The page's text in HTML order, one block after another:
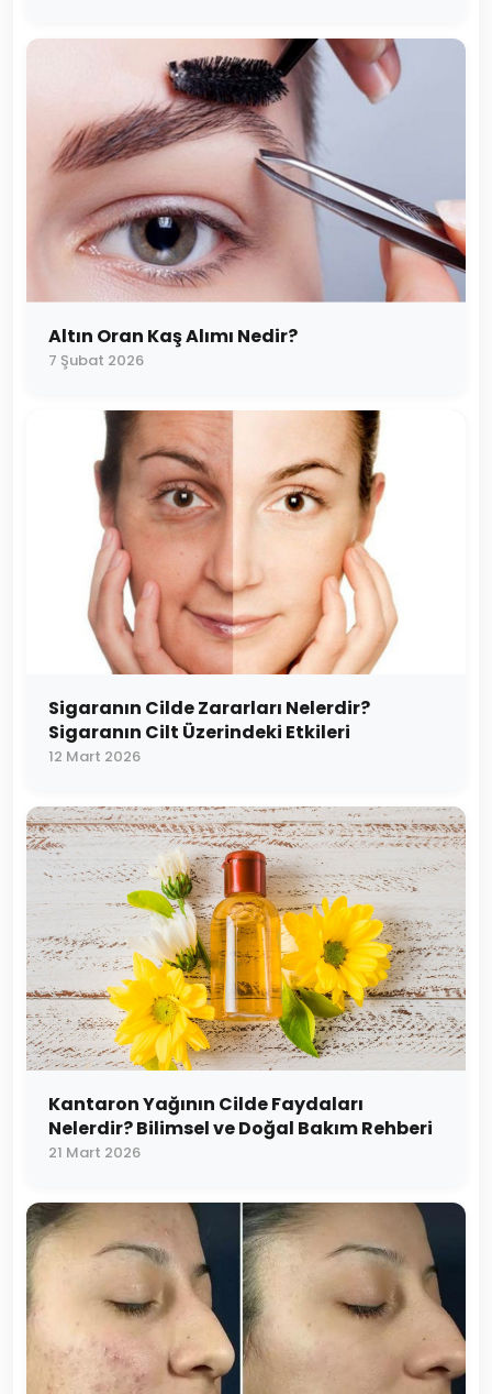
Altın Oran Kaş Alımı Nedir?
7 Şubat 2026
Sigaranın Cilde Zararları Nelerdir?
Sigaranın Cilt Üzerindeki Etkileri
12 Mart 2026
Kantaron Yağının Cilde Faydaları
Nelerdir? Bilimsel ve Doğal Bakım Rehberi
21 Mart 2026